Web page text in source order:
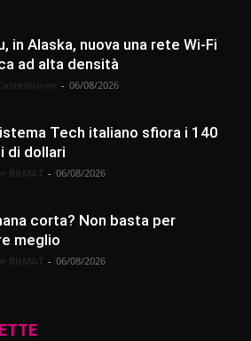
in Alaska, nuova una rete Wi-Fi
ad alta densità
- 06/08/2026
Tech italiano sfiora i 140
di dollari
- 06/08/2026
corta? Non basta per
meglio
- 06/08/2026